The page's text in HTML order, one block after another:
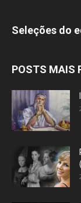
Seleções do
POSTS MAIS